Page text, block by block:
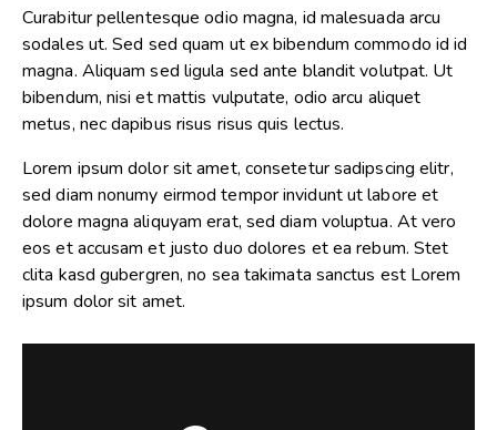
Curabitur pellentesque odio magna, id malesuada arcu
sodales ut. Sed sed quam ut ex bibendum commodo id id
magna. Aliquam sed ligula sed ante blandit volutpat. Ut
bibendum, nisi et mattis vulputate, odio arcu aliquet
metus, nec dapibus risus risus quis lectus.
Lorem ipsum dolor sit amet, consetetur sadipscing elitr,
sed diam nonumy eirmod tempor invidunt ut labore et
dolore magna aliquyam erat, sed diam voluptua. At vero
eos et accusam et justo duo dolores et ea rebum. Stet
clita kasd gubergren, no sea takimata sanctus est Lorem
ipsum dolor sit amet.